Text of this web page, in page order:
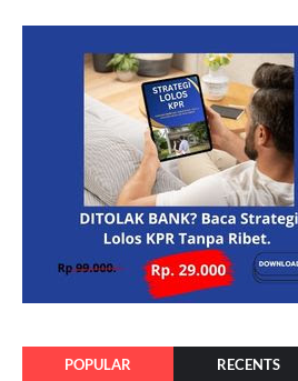
POPULAR RECENTS